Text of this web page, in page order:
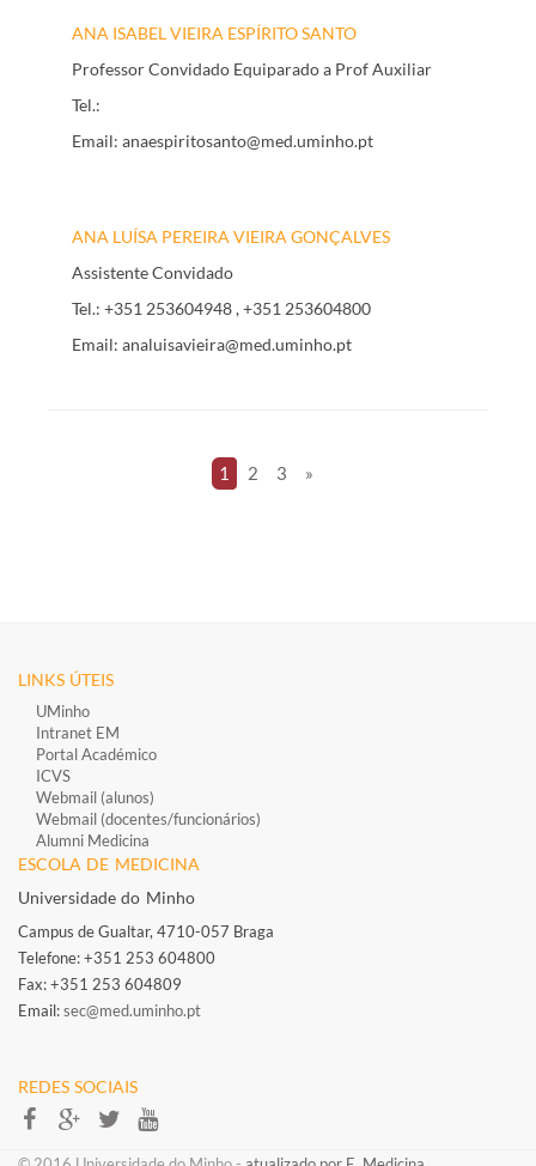
ANA ISABEL VIEIRA ESPÍRITO SANTO
Professor Convidado Equiparado a Prof Auxiliar
Tel.:
Email: anaespiritosanto@med.uminho.pt
ANA LUÍSA PEREIRA VIEIRA GONÇALVES
Assistente Convidado
Tel.: +351 253604948, +351 253604800
Email: analuisavieira@med.uminho.pt
1 2 3 »
LINKS ÚTEIS
UMinho
Intranet EM
Portal Académico
ICVS
Webmail (alunos)
Webmail (docentes/funcionários)
Alumni Medicina
ESCOLA DE MEDICINA
Universidade do Minho
Campus de Gualtar, 4710-057 Braga
Telefone: +351 253 604800​
Fax: +351 253 604809
Email:sec@med.uminho.pt
REDES SOCIAIS​​​​